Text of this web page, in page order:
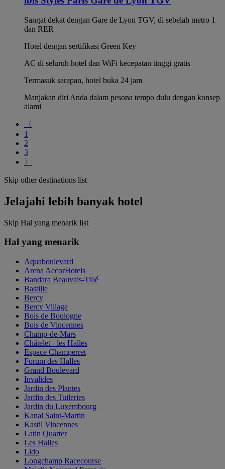
Sangat dekat dengan Gare de Lyon TGV, di sebelah metro 1
dan RER
Hotel dengan sertifikasi Green Key
AC di seluruh hotel dan WiFi kecepatan tinggi gratis
Termasuk sarapan, hotel buka 24 jam
Manjakan diri Anda dalam pesona tempo dulu dengan konsep
alami
〈
1
2
3
〉
Skip other destinations list
Jelajahi lebih banyak hotel
Skip Hal yang menarik list
Hal yang menarik
Aquaboulevard
Arena AccorHotels
Bandara Beauvais-Tillé
Bastille
Bercy
Bercy Village
Bois de Boulogne
Bois de Vincennes
Champ-de-Mars
Châtelet - les Halles
Espace Champerret
Forum des Halles
Grand Boulevard
Invalides
Jardin des Plantes
Jardin des Tuileries
Jardin du Luxembourg
Kanal Saint-Martin
Kastil Vincennes
Latin Quarter
Les Halles
Lido
Longchamp Racecourse